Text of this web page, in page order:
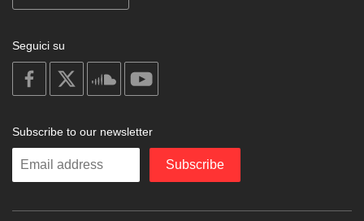
Seguici su
on
facebook
soundcloud
Subscribe to our newsletter
Enter
Subscribe